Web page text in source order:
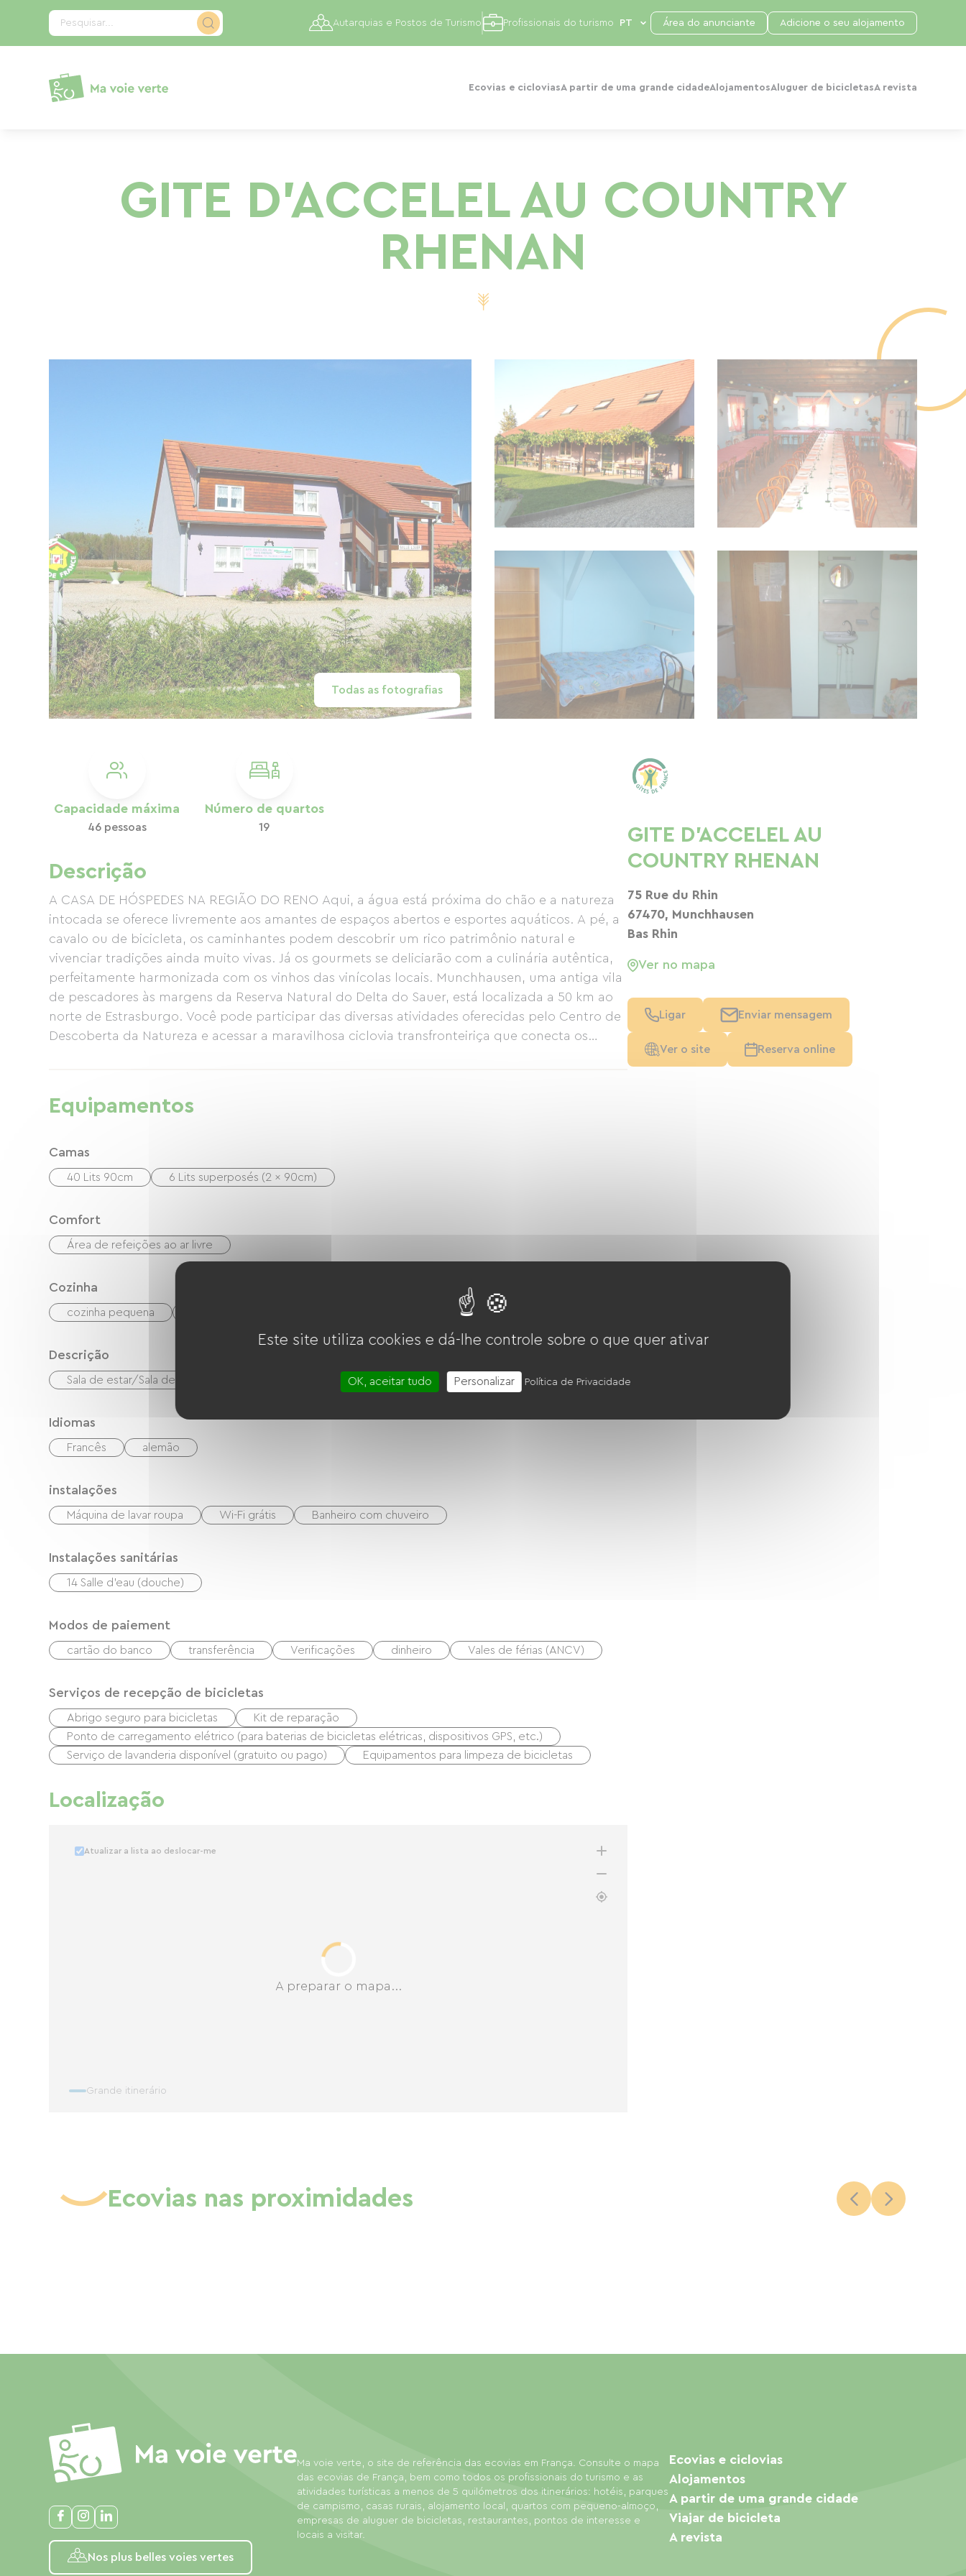
Pesquisar...
Ecovias e cicloviasA partir de uma grande cidadeAlojamentosAluguer de bicicletasA revista
Autarquias e Postos de Turismo Profissionais do turismo Área do anunciante Adicione o seu alojamento
GITE D'ACCELEL AU COUNTRY
RHENAN
Todas as fotografias
Capacidade máxima
46 pessoas
Número de quartos
19
Descrição
A CASA DE HÓSPEDES NA REGIÃO DO RENO Aqui, a água está próxima do chão e a natureza
intocada se oferece livremente aos amantes de espaços abertos e esportes aquáticos. A pé, a
cavalo ou de bicicleta, os caminhantes podem descobrir um rico patrimônio natural e
vivenciar tradições ainda muito vivas. Já os gourmets se deliciarão com a culinária autêntica,
perfeitamente harmonizada com os vinhos das vinícolas locais. Munchhausen, uma antiga vila
de pescadores às margens da Reserva Natural do Delta do Sauer, está localizada a 50 km ao
norte de Estrasburgo. Você pode participar das diversas atividades oferecidas pelo Centro de
Descoberta da Natureza e acessar a maravilhosa ciclovia transfronteiriça que conecta os
Equipamentos
Camas
40 Lits 90cm 6 Lits superposés (2 x 90cm)
Comfort
Área de refeições ao ar livre
Cozinha
cozinha pequena
Descrição
Sala de estar/Sala de TV
Idiomas
Francês alemão
instalações
Máquina de lavar roupa Wi-Fi grátis Banheiro com chuveiro
Instalações sanitárias
14 Salle d'eau (douche)
Modos de paiement
cartão do banco transferência Verificações dinheiro Vales de férias (ANCV)
Serviços de recepção de bicicletas
Abrigo seguro para bicicletas
Kit de reparação
Ponto de carregamento elétrico (para baterias de bicicletas elétricas, dispositivos GPS, etc.)
Serviço de lavanderia disponível (gratuito ou pago)
Equipamentos para limpeza de bicicletas
Localização
A preparar o mapa...
Atualizar a lista ao deslocar-me
Grande itinerário
GITE D'ACCELEL AU
COUNTRY RHENAN
75 Rue du Rhin
67470, Munchhausen
Bas Rhin
Ver no mapa
Ligar Enviar mensagem
Ver o site Reserva online
Ecovias nas proximidades
Nos plus belles voies vertes
Ma voie verte, o site de referência das ecovias em França. Consulte o mapa
das ecovias de França, bem como todos os profissionais do turismo e as
atividades turísticas a menos de 5 quilómetros dos itinerários: hotéis, parques
de campismo, casas rurais, alojamento local, quartos com pequeno-almoço,
empresas de aluguer de bicicletas, restaurantes, pontos de interesse e
locais a visitar.
Ecovias e ciclovias
Alojamentos
A partir de uma grande cidade
Viajar de bicicleta
A revista
Painel de Gerenciamento de Cookies
Este site utiliza cookies e dá-lhe controle sobre o que quer ativar
OK, aceitar tudo Personalizar Política de Privacidade